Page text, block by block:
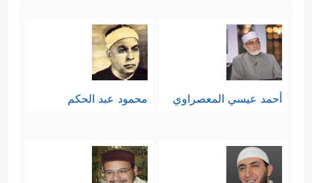
النهوض من غفلتهم ولهوهم ولعبهم، مبيّنًا
لهم طريق خلاصهم ونجاتهم، وما فيه
خيرهم وعِزُّهم﴿أَفَمِنۡ هَـٰذَا ٱلۡحَدِیثِ تَعۡجَبُونَ
﴿٥٩﴾
وَتَضۡحَكُونَ وَلَا تَبۡكُونَ﴿٦٠﴾
سَـٰمِدُونَ
فَٱسۡجُدُواْ لِلَّهِ وَٱعۡبُدُواْ ۩﴾
أحمد عيسي المعصراوي محمود عبد الحكم